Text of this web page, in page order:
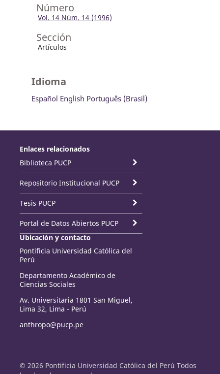
Número
Vol. 14 Núm. 14 (1996)
Sección
Artículos
Idioma
Español English Português (Brasil)
Enlaces relacionados
Biblioteca PUCP
Repositorio Institucional PUCP
Tesis PUCP
Portal de Datos Abiertos PUCP
Ubicación y contacto
Pontificia Universidad Católica del
Perú
Departamento Académico de
Ciencias Sociales
Av. Universitaria 1801 San Miguel,
Lima 32, Lima - Perú
anthropo@pucp.pe
© 2026 Pontificia Universidad Católica del Perú Todos